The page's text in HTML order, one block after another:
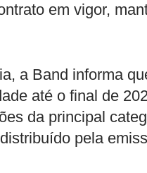
em vigor,
a Band informa
até o final de
da principal
pela